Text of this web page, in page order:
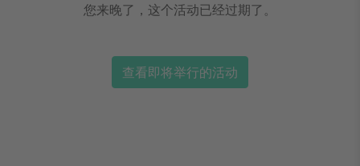
您来晚了，这个活动已经过期了。
查看即将举行的活动